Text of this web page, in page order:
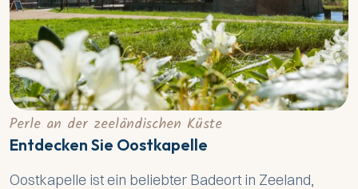
Perle an der zeeländischen Küste
Entdecken Sie Oostkapelle
Oostkapelle ist ein beliebter Badeort in Zeeland,